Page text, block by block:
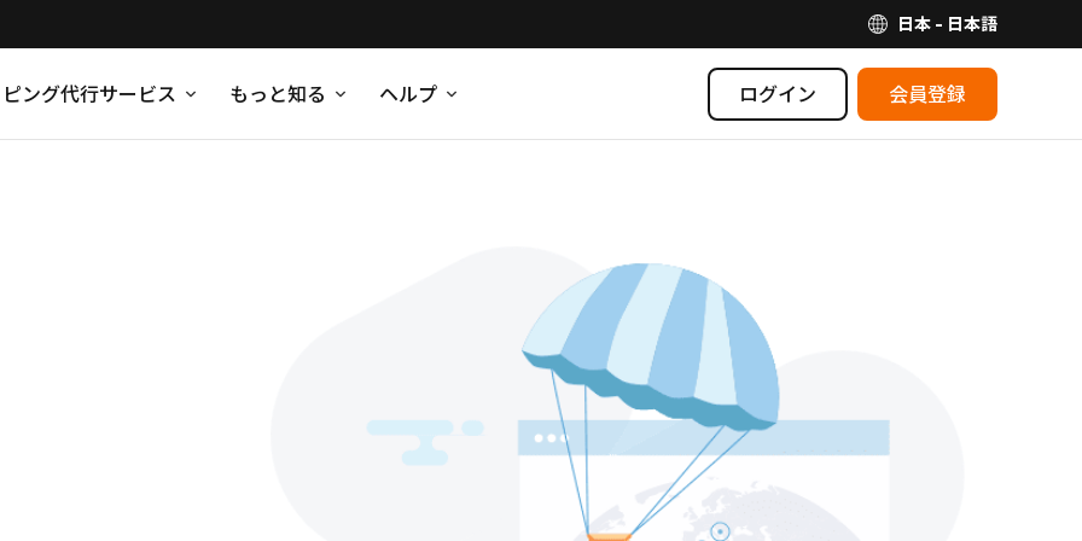
日本 - 日本語
ング代行サービス もっと知る ヘルプ ログイン 会員登録